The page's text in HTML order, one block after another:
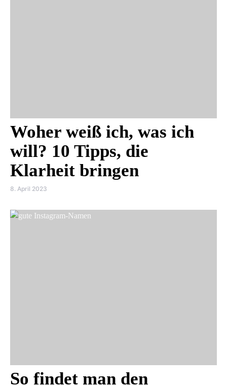
Woher weiß ich, was ich
will? 10 Tipps, die
Klarheit bringen
8. April 2023
So findet man den